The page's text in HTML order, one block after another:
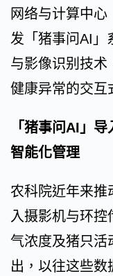
网络与计算中
发「猪事问AI」
与影像识别技术
健康异常的交互
「猪事问AI」
智能化管理
农科院近年来推
入摄影机与环
气浓度及猪只活
出，以往这些数